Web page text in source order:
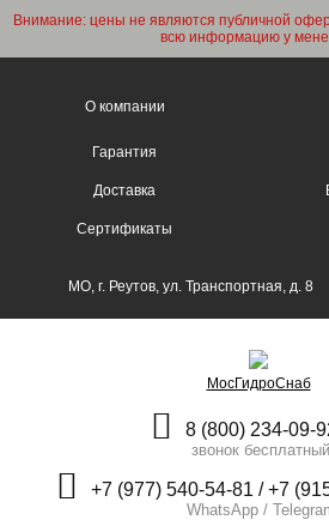
Внимание: цены не являются публичной
всю информацию у
О компании
Гарантия
Доставка
Сертификаты
МО, г. Реутов, ул. Транспортная, д. 8
МосГидроСнаб
8 (800) 234-09-
звонок бесплатный
+7 (977) 540-54-81 / +7
WhatsApp /